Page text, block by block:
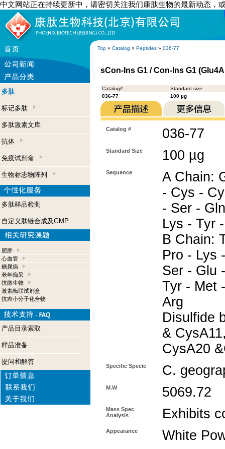
中文网站正在持续更新中，请密切关注我们康肽生物的最新动态，
Top » Catalog » Peptides » 036-77
多肽
标记多肽
多肽激素文库
抗体
免疫试剂盒
生物标志物阵列
多肽样品检测
自定义肽链合成及GMP
肥胖
心血管
糖尿病
老年痴呆
抗微生物
激素酶联试剂盒
抗癌小分子化合物
产品目录索取
样品准备
提问和解答
sCon-Ins G1 / Con-Ins G1
Catalog#
Standard size
036-77
100 µg
Catalog # 036-77
Standard Size 100 µg
Sequence
A Chain:
- Cys -
- Ser -
Lys - Tyr
B Chain:
Pro - Lys
Ser - Glu
Tyr - Met
Arg
Disulfide
&
CysA20
Specific Specie C.
M.W 5069.72
Mass Spec
Analysis
Exhibits
Appearance White